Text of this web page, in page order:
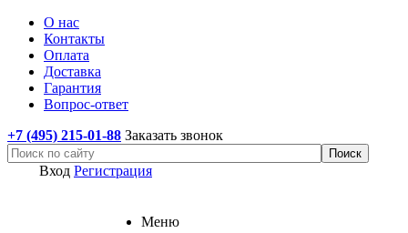
О нас
Контакты
Оплата
Доставка
Гарантия
Вопрос-ответ
+7 (495) 215-01-88 Заказать звонок
Вход Регистрация
Меню